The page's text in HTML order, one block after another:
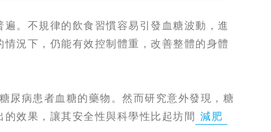
。不規律的飲食習慣容易引發血糖波動，進
況下，仍能有效控制體重，改善整體的身體
病患者血糖的藥物。然而研究意外發現，糖
效果，讓其安全性與科學性比起坊間 減肥